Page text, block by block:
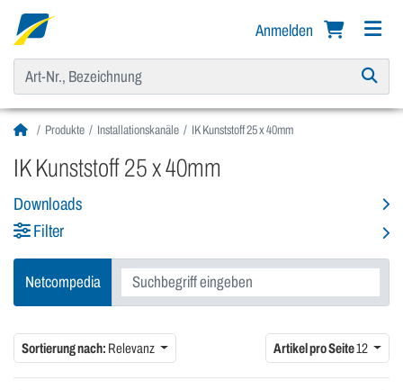
Anmelden
Produkte Installationskanäle IK Kunststoff 25 x 40mm
IK Kunststoff 25 x 40mm
Downloads
Filter
Netcompedia
Sortierung nach: Relevanz Artikel pro Seite12